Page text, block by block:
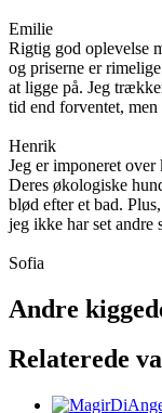
Emilie
Rigtig god oplevelse
og priserne er
at ligge på. Jeg
tid end forventet,
Henrik
Jeg er imponeret
Deres økologiske
blød efter et bad.
jeg ikke har set andre
Sofia
Andre
Relaterede